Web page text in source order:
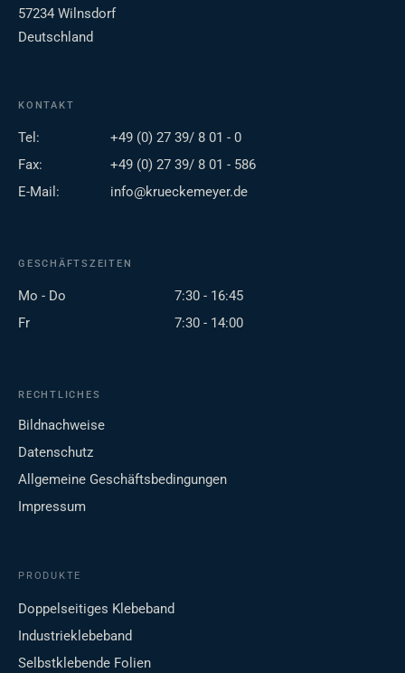
57234 Wilnsdorf
Deutschland
KONTAKT
Tel:
+49 (0) 27 39/ 8 01 - 0
Fax:
+49 (0) 27 39/ 8 01 - 586
E-Mail:
info@krueckemeyer.de
GESCHÄFTSZEITEN
Mo - Do
7:30 - 16:45
Fr
7:30 - 14:00
RECHTLICHES
Bildnachweise
Datenschutz
Allgemeine Geschäftsbedingungen
Impressum
PRODUKTE
Doppelseitiges Klebeband
Industrieklebeband
Selbstklebende Folien